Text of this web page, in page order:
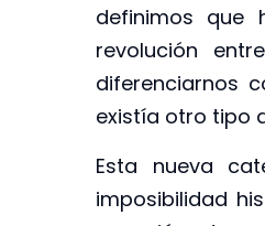
definimos que
revolución
diferenciarnos
existía otro tipo
Esta nueva
imposibilidad